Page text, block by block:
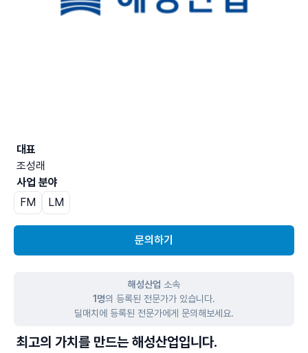
최고의 가치를 만드는 해성산업입니다.
대표
조성래
사업 분야
FM
LM
문의하기
해성산업 소속
1명의 등록된 전문가가 있습니다.
딜매치에 등록된 전문가에게 문의해보세요.